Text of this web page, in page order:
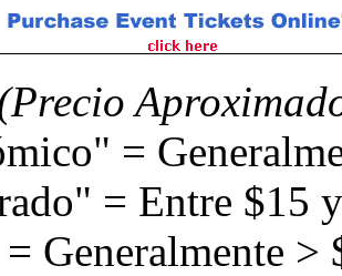
=
= Entre $15
Generalmente >